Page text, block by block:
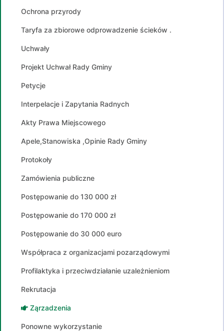
Ochrona przyrody
Taryfa za zbiorowe odprowadzenie ścieków .
Uchwały
Projekt Uchwał Rady Gminy
Petycje
Interpelacje i Zapytania Radnych
Akty Prawa Miejscowego
Apele,Stanowiska ,Opinie Rady Gminy
Protokoły
Zamówienia publiczne
Postępowanie do 130 000 zł
Postępowanie do 170 000 zł
Postępowanie do 30 000 euro
Współpraca z organizacjami pozarządowymi
Profilaktyka i przeciwdziałanie uzależnieniom
Rekrutacja
Ząrzadzenia
Ponowne wykorzystanie